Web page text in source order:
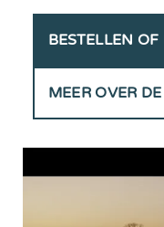
BESTELLEN OF
MEER OVER